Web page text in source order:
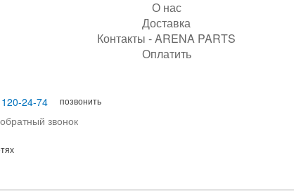
О нас
Доставка
Контакты - ARENA PARTS
Оплатить
24-74 позвонить
звонок